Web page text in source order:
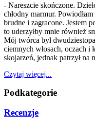
- Nareszcie skończone.
chłodny marmur.
brudne i zagracone. Jestem
to uderzyłby mnie również
Mój twórca był
ciemnych włosach, oczach
skojarzeń, jednak patrzył na
Czytaj więcej...
Podkategorie
Recenzje